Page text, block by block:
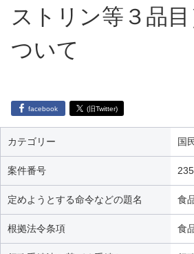
ストリン等３品
ついて
facebook (旧Twitter)
カテゴリー 国
案件番号
定めようとする命令などの題名 食
根拠法令条項 食